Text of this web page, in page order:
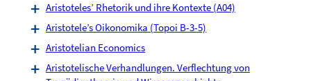
Aristoteles’ Rhetorik und ihre Kontexte (A04)
Aristotele’s Oikonomika (Topoi B-3-5)
Aristotelian Economics
Aristotelische Verhandlungen. Verflechtung von